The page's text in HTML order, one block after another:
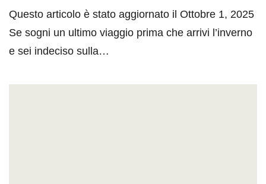
Questo articolo è stato aggiornato il Ottobre 1, 2025
Se sogni un ultimo viaggio prima che arrivi l’inverno
e sei indeciso sulla…